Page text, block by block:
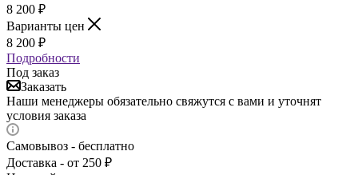
8 200 ₽
Варианты цен
8 200 ₽
Подробности
Под заказ
Заказать
Наши менеджеры обязательно свяжутся с вами и уточнят
условия заказа
Самовывоз - бесплатно
Доставка - от 250 ₽